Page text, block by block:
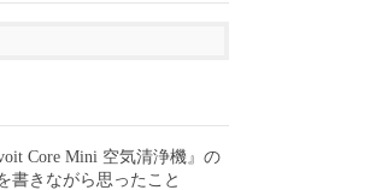
Core Mini 空気清浄機』の
書きながら思ったこと